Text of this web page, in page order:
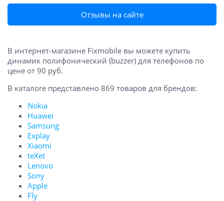
Отзывы на сайте
В интернет-магазине Fixmobile вы можете купить
динамик полифонический (buzzer) для телефонов по
цене от 90 руб.
В каталоге представлено 869 товаров для брендов:
Nokia
Huawei
Samsung
Explay
Xiaomi
teXet
Lenovo
Sony
Apple
Fly